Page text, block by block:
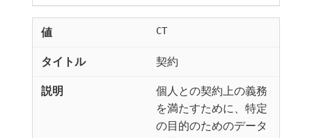
CT
契約
個人との契約上の義務
を満たすために、特定
の目的のためのデータ